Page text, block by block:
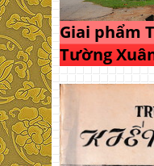
Giai phẩm
Tường